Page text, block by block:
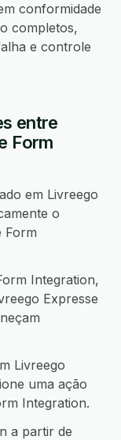
conformidade
completos,
e controle
entre
Form
em Livreego
o
Form
Integration,
Expresse
Livreego
uma ação
Integration.
a partir de